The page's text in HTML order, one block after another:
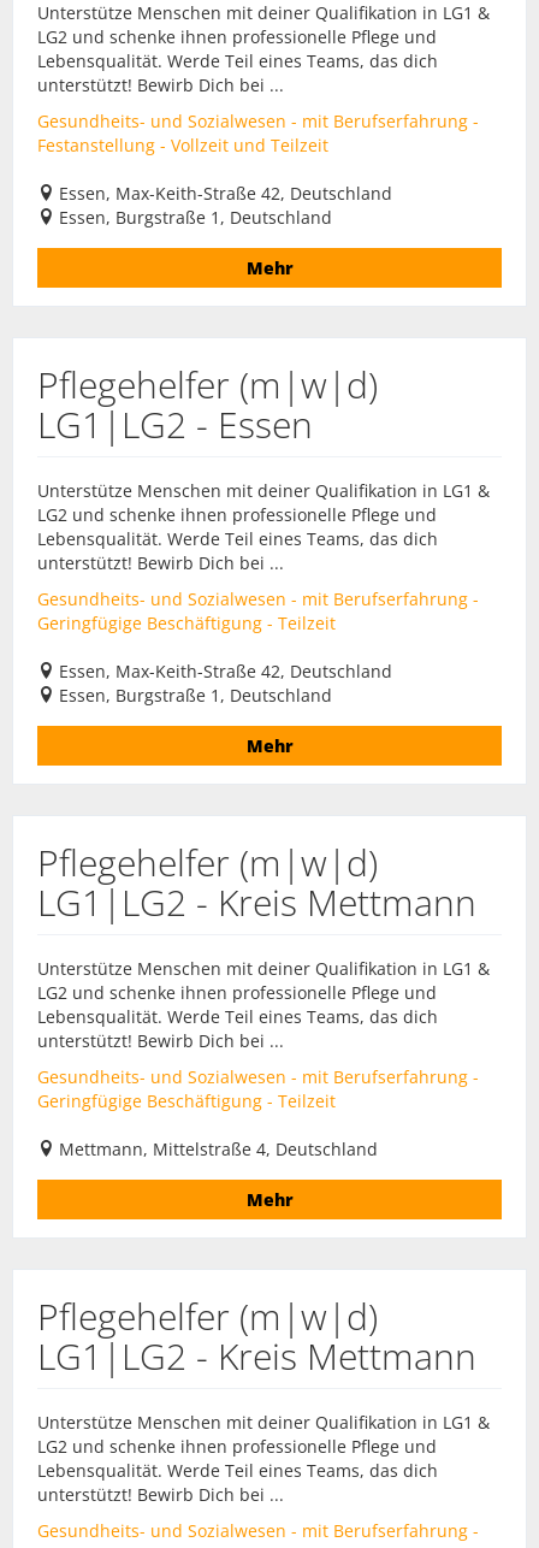
Unterstütze Menschen mit deiner Qualifikation in LG1 &
LG2 und schenke ihnen professionelle Pflege und
Lebensqualität. Werde Teil eines Teams, das dich
unterstützt! Bewirb Dich bei ...
Gesundheits- und Sozialwesen - mit Berufserfahrung -
Festanstellung - Vollzeit und Teilzeit
Essen, Max-Keith-Straße 42, Deutschland
Essen, Burgstraße 1, Deutschland
Mehr
Pflegehelfer (m|w|d)
LG1|LG2 - Essen
Unterstütze Menschen mit deiner Qualifikation in LG1 &
LG2 und schenke ihnen professionelle Pflege und
Lebensqualität. Werde Teil eines Teams, das dich
unterstützt! Bewirb Dich bei ...
Gesundheits- und Sozialwesen - mit Berufserfahrung -
Geringfügige Beschäftigung - Teilzeit
Essen, Max-Keith-Straße 42, Deutschland
Essen, Burgstraße 1, Deutschland
Mehr
Pflegehelfer (m|w|d)
LG1|LG2 - Kreis Mettmann
Unterstütze Menschen mit deiner Qualifikation in LG1 &
LG2 und schenke ihnen professionelle Pflege und
Lebensqualität. Werde Teil eines Teams, das dich
unterstützt! Bewirb Dich bei ...
Gesundheits- und Sozialwesen - mit Berufserfahrung -
Geringfügige Beschäftigung - Teilzeit
Mettmann, Mittelstraße 4, Deutschland
Mehr
Pflegehelfer (m|w|d)
LG1|LG2 - Kreis Mettmann
Unterstütze Menschen mit deiner Qualifikation in LG1 &
LG2 und schenke ihnen professionelle Pflege und
Lebensqualität. Werde Teil eines Teams, das dich
unterstützt! Bewirb Dich bei ...
Gesundheits- und Sozialwesen - mit Berufserfahrung -